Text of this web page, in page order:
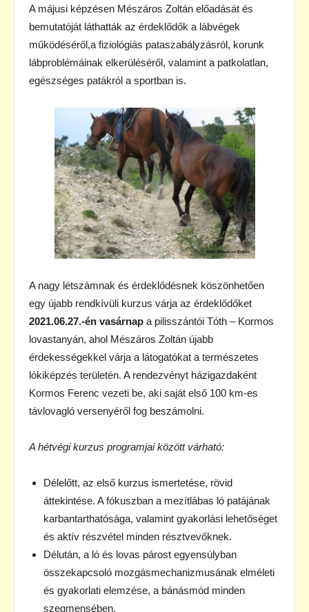
A májusi képzésen Mészáros Zoltán előadását és
bemutatóját láthatták az érdeklődők a lábvégek
működéséről,a fiziológiás pataszabályzásról, korunk
lábproblémáinak elkerüléséről, valamint a patkolatlan,
egészséges patákról a sportban is.
A nagy létszámnak és érdeklődésnek köszönhetően
egy újabb rendkívüli kurzus várja az érdeklődőket
2021.06.27.-én vasárnap a pilisszántói Tóth – Kormos
lovastanyán, ahol Mészáros Zoltán újabb
érdekességekkel várja a látogatókat a természetes
lókiképzés területén. A rendezvényt házigazdaként
Kormos Ferenc vezeti be, aki saját első 100 km-es
távlovagló versenyéről fog beszámolni.
A hétvégi kurzus programjai között várható:
Délelőtt, az első kurzus ismertetése, rövid
áttekintése. A fókuszban a mezítlábas ló patájának
karbantarthatósága, valamint gyakorlási lehetőséget
és aktív részvétel minden résztvevőknek.
Délután, a ló és lovas párost egyensúlyban
összekapcsoló mozgásmechanizmusának elméleti
és gyakorlati elemzése, a bánásmód minden
szegmensében.